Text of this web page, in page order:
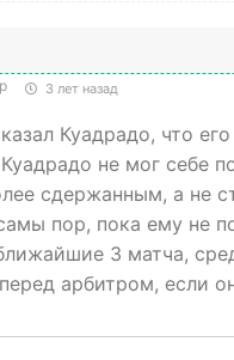
3 лет назад
Куадрадо, что
не мог себе
сдержанным, а не
пор, пока ему не
3 матча,
арбитром, если